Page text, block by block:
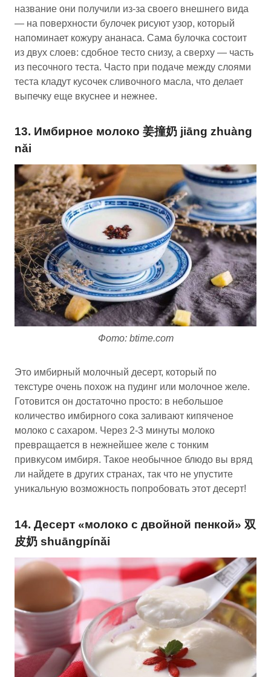
название они получили из-за своего внешнего вида
— на поверхности булочек рисуют узор, который
напоминает кожуру ананаса. Сама булочка состоит
из двух слоев: сдобное тесто снизу, а сверху — часть
из песочного теста. Часто при подаче между слоями
теста кладут кусочек сливочного масла, что делает
выпечку еще вкуснее и нежнее.
13. Имбирное молоко 姜撞奶 jiāng zhuàng
nǎi
Фото: btime.com
Это имбирный молочный десерт, который по
текстуре очень похож на пудинг или молочное желе.
Готовится он достаточно просто: в небольшое
количество имбирного сока заливают кипяченое
молоко с сахаром. Через 2-3 минуты молоко
превращается в нежнейшее желе с тонким
привкусом имбиря. Такое необычное блюдо вы вряд
ли найдете в других странах, так что не упустите
уникальную возможность попробовать этот десерт!
14. Десерт «молоко с двойной пенкой» 双
皮奶 shuāngpínǎi